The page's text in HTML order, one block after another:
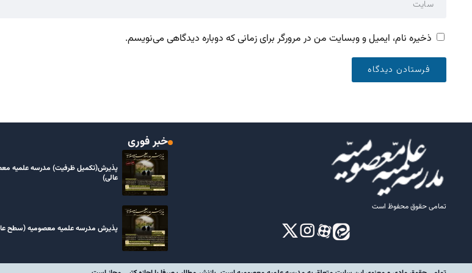
ذخیره نام، ایمیل و وبسایت من در مرورگر برای زمانی که دوباره دیدگاهی می‌نویسم.
تمامی حقوق محفوظ است
خبر فوری
پذیرش(تکمیل ظرفیت) مدرسه علمیه
عالی)
پذیرش مدرسه علمیه معصومیه‌ (سطح